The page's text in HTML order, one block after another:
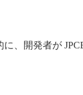
開発者が